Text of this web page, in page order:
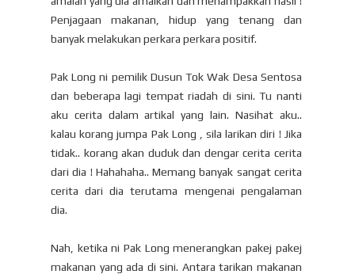
Penjagaan makanan, hidup yang tenang dan
banyak melakukan perkara perkara positif.
Pak Long ni pemilik Dusun Tok Wak Desa Sentosa
dan beberapa lagi tempat riadah di sini. Tu nanti
aku cerita dalam artikal yang lain. Nasihat aku..
kalau korang jumpa Pak Long , sila larikan diri ! Jika
tidak.. korang akan duduk dan dengar cerita cerita
dari dia ! Hahahaha.. Memang banyak sangat cerita
cerita dari dia terutama mengenai pengalaman
dia.
Nah, ketika ni Pak Long menerangkan pakej pakej
makanan yang ada di sini. Antara tarikan makanan